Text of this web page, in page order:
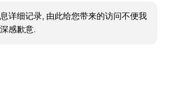
详细记录, 由此给您带来的访问不便我
感歉意.